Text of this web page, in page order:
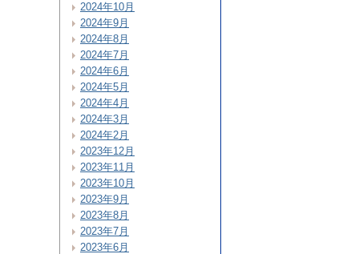
2024年10月
2024年9月
2024年8月
2024年7月
2024年6月
2024年5月
2024年4月
2024年3月
2024年2月
2023年12月
2023年11月
2023年10月
2023年9月
2023年8月
2023年7月
2023年6月